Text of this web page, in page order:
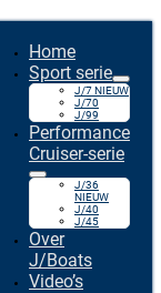
Home
Sport serie
J/7 NIEUW
J/70
J/99
Performance
Cruiser-serie
J/36
NIEUW
J/40
J/45
Over
J/Boats
Video’s